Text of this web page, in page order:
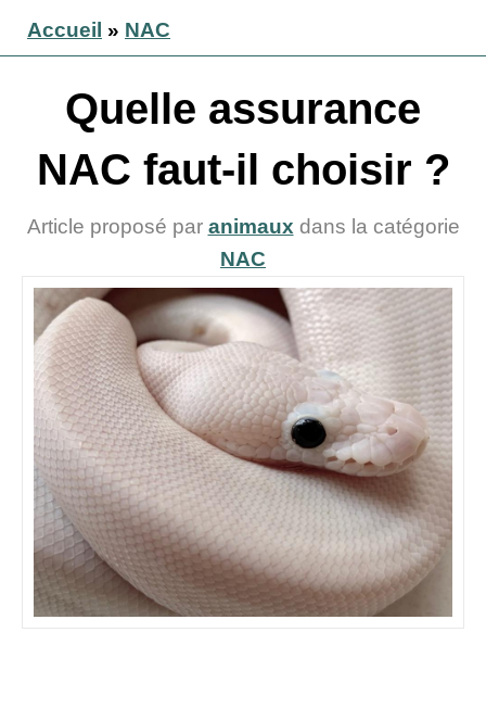
Accueil » NAC
Quelle assurance
NAC faut-il choisir ?
Article proposé par animaux dans la catégorie
NAC